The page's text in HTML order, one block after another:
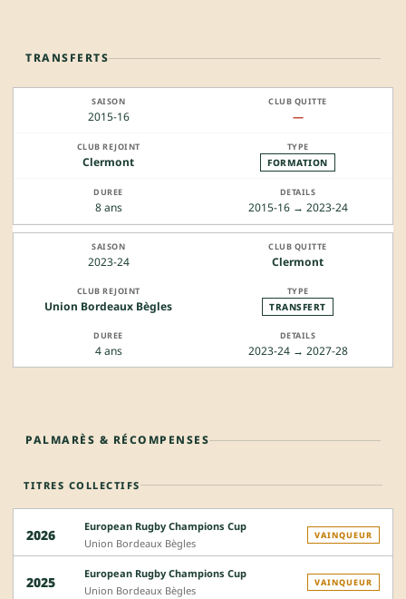
TRANSFERTS
2015-16 —
Clermont FORMATION
8 ans 2015-16 → 2023-24
2023-24 Clermont
Union Bordeaux Bègles TRANSFERT
4 ans 2023-24 → 2027-28
PALMARÈS & RÉCOMPENSES
TITRES COLLECTIFS
2026
European Rugby Champions Cup
Union Bordeaux Bègles
VAINQUEUR
2025
European Rugby Champions Cup
Union Bordeaux Bègles
VAINQUEUR